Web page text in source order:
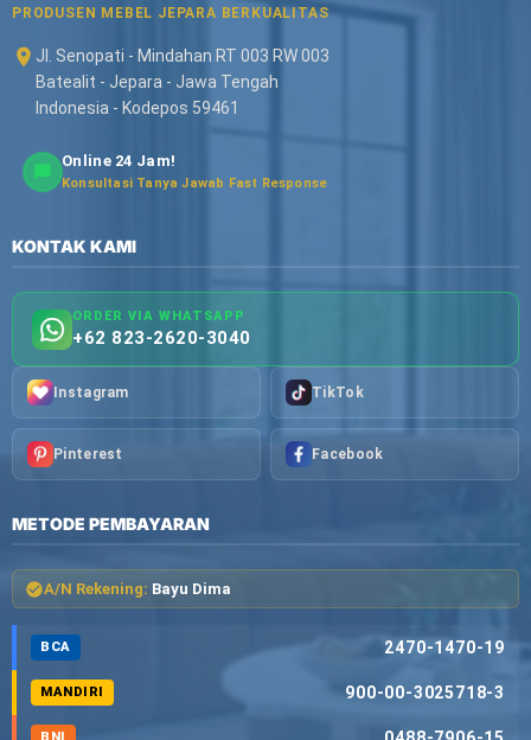
PRODUSEN MEBEL JEPARA BERKUALITAS
Jl. Senopati - Mindahan RT 003 RW 003
Batealit - Jepara - Jawa Tengah
Indonesia - Kodepos 59461
Online 24 Jam!
Konsultasi Tanya Jawab Fast Response
KONTAK KAMI
ORDER VIA WHATSAPP
+62 823-2620-3040
Instagram TikTok
Pinterest Facebook
METODE PEMBAYARAN
A/N Rekening: Bayu Dima
BCA 2470-1470-19
MANDIRI 900-00-3025718-3